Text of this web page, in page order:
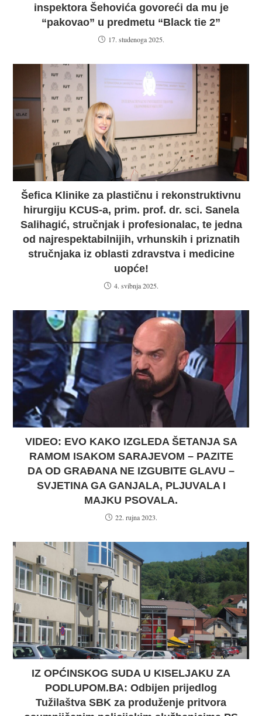
inspektora Šehovića govoreći da mu je
“pakovao” u predmetu “Black tie 2”
17. studenoga 2025.
Šefica Klinike za plastičnu i rekonstruktivnu
hirurgiju KCUS-a, prim. prof. dr. sci. Sanela
Salihagić, stručnjak i profesionalac, te jedna
od najrespektabilnijih, vrhunskih i priznatih
stručnjaka iz oblasti zdravstva i medicine
uopće!
4. svibnja 2025.
VIDEO: EVO KAKO IZGLEDA ŠETANJA SA
RAMOM ISAKOM SARAJEVOM – PAZITE
DA OD GRAĐANA NE IZGUBITE GLAVU –
SVJETINA GA GANJALA, PLJUVALA I
MAJKU PSOVALA.
22. rujna 2023.
IZ OPĆINSKOG SUDA U KISELJAKU ZA
PODLUPOM.BA: Odbijen prijedlog
Tužilaštva SBK za produženje pritvora